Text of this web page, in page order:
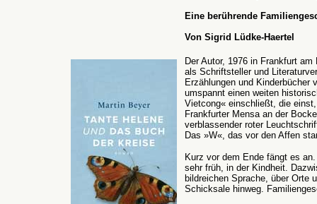
Eine berührende
Von Sigrid Lüdke-Haertel
Der Autor, 1976 in Frankfurt
als Schriftsteller und
Erzählungen und Kinderbücher
umspannt einen weiten
Vietcong« einschließt, die
Frankfurter Mensa an der
verblassender roter
Das »W«, das vor den Affen
Kurz vor dem Ende fängt es
sehr früh, in der Kindheit.
bildreichen Sprache, über Orte
Schicksale hinweg.